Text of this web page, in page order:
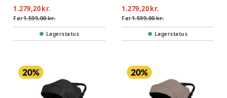
1.279,20 kr.
Før1.599,00 kr.
Lagerstatus
1.279,20 kr.
Før1.599,00 kr.
Lagerstatus